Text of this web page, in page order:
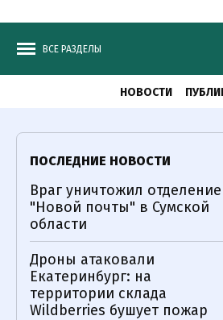
ВСЕ РАЗДЕЛЫ
НОВОСТИ
ПОСЛЕДНИЕ НОВОСТИ
Враг уничтожил отделение
"Новой почты" в Сумской
области
Дроны атаковали
Екатеринбург: на
территории склада
Wildberries бушует пожар